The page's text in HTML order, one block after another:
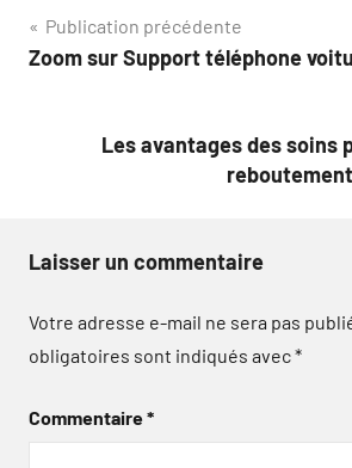
Navigation
de
Publication précédente
Zoom sur Support téléphone
Les avantages des soins
Laisser un commentaire
Votre adresse e-mail ne sera pas
obligatoires sont indiqués avec*
Commentaire*